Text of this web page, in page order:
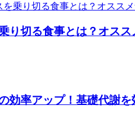
り切る食事とは？オス
効率アップ！基礎代謝